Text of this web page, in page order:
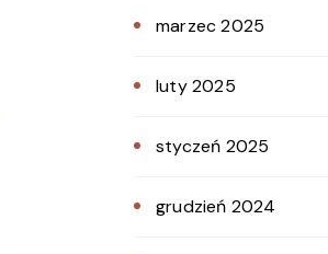
marzec 2025
luty 2025
styczeń 2025
grudzień 2024